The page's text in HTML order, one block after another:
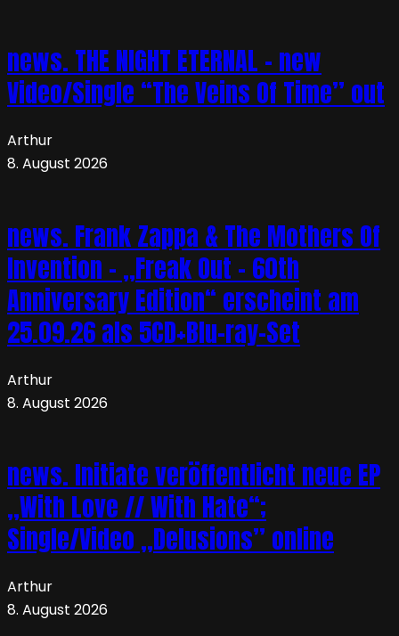
news. THE NIGHT ETERNAL – new
Video/Single “The Veins Of Time” out
Arthur
8. August 2026
news. Frank Zappa & The Mothers Of
Invention – „Freak Out – 60th
Anniversary Edition“ erscheint am
25.09.26 als 5CD+Blu-ray-Set
Arthur
8. August 2026
news. Initiate veröffentlicht neue EP
„With Love // With Hate“;
Single/Video „Delusions” online
Arthur
8. August 2026